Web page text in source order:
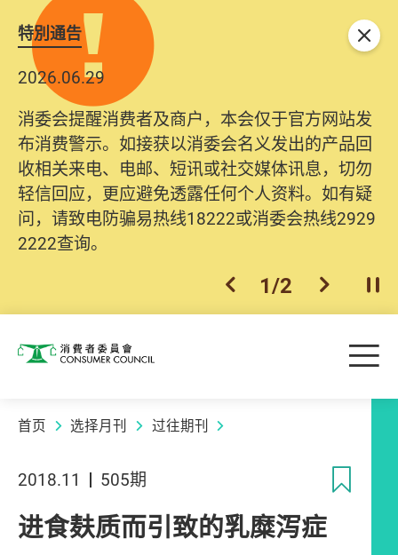
特別通告
2026.06.29
消委会提醒消费者及商户，本会仅于官方网站发
布消费警示。如接获以消委会名义发出的产品回
收相关来电、电邮、短讯或社交媒体讯息，切勿
轻信回应，更应避免透露任何个人资料。如有疑
问，请致电防骗易热线18222或消委会热线2929
2222查询。
上一个
1/2 下一个开
关闭
消费者委员会 目
首页 选择月刊 过往期刊
2018.11 505期
进食麸质而引致的乳糜泻症